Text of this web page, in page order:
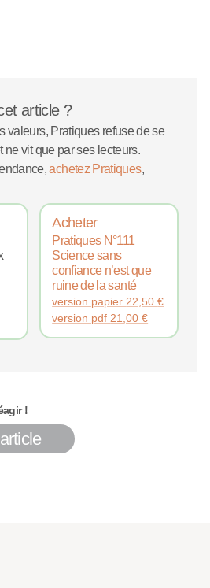
article ?
valeurs, Pratiques refuse de se
ne vit que par ses lecteurs.
achetez Pratiques,
Acheter
Pratiques N°111
Science sans
confiance n’est que
ruine de la santé
version papier22,50€
version pdf21,00€
!